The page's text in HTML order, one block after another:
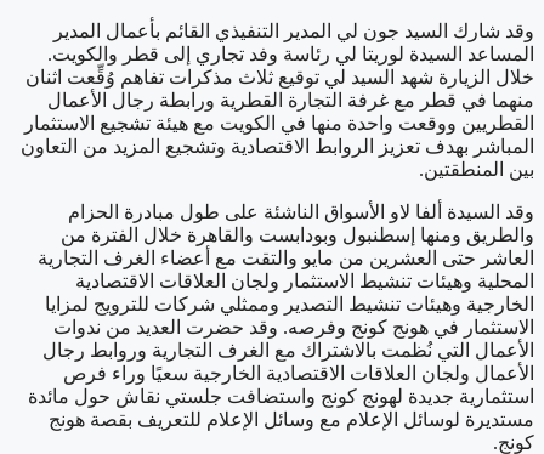
وقد شارك السيد جون لي المدير التنفيذي القائم بأعمال المدير
المساعد السيدة لوريتا لي رئاسة وفد تجاري إلى قطر والكويت.
خلال الزيارة شهد السيد لي توقيع ثلاث مذكرات تفاهم وُقِّعت اثنان
منهما في قطر مع غرفة التجارة القطرية ورابطة رجال الأعمال
القطريين ووقعت واحدة منها في الكويت مع هيئة تشجيع الاستثمار
المباشر بهدف تعزيز الروابط الاقتصادية وتشجيع المزيد من التعاون
بين المنطقتين.
وقد السيدة ألفا لاو الأسواق الناشئة على طول مبادرة الحزام
والطريق ومنها إسطنبول وبودابست والقاهرة خلال الفترة من
العاشر حتى العشرين من مايو والتقت مع أعضاء الغرف التجارية
المحلية وهيئات تنشيط الاستثمار ولجان العلاقات الاقتصادية
الخارجية وهيئات تنشيط التصدير وممثلي شركات للترويج لمزايا
الاستثمار في هونج كونج وفرصه. وقد حضرت العديد من ندوات
الأعمال التي نُظمت بالاشتراك مع الغرف التجارية وروابط رجال
الأعمال ولجان العلاقات الاقتصادية الخارجية سعيًا وراء فرص
استثمارية جديدة لهونج كونج واستضافت جلستي نقاش حول مائدة
مستديرة لوسائل الإعلام مع وسائل الإعلام للتعريف بقصة هونج
كونج.